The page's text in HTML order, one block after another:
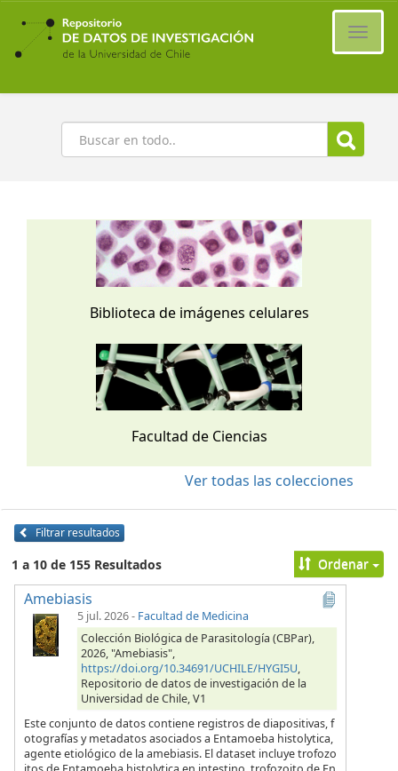
Ir
contenido
principal
Buscar
Biblioteca de imágenes celulares
Facultad de Ciencias
Ver todas las colecciones
Filtrar resultados
1 a 10 de 155 Resultados Ordenar
Amebiasis
5 jul. 2026- Facultad de Medicina
Colección Biológica de Parasitología (CBPar),
2026, "Amebiasis",
https://doi.org/10.34691/UCHILE/HYGI5U,
Repositorio de datos de investigación de la
Universidad de Chile, V1
Este conjunto de datos contiene registros de diapositivas, f
otografías y metadatos asociados a Entamoeba histolytica,
agente etiológico de la amebiasis. El dataset incluye trofozo